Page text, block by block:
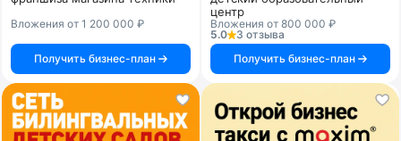
Вложения от 1 200 000 ₽
Получить бизнес-план
центр
Вложения от 800 000 ₽
5.0
3 отзыва
Получить бизнес-план